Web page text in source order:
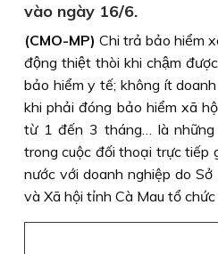
vào ngày 16/6.
(CMO-MP) Chi trả bảo hiểm
động thiệt thòi khi chậm
bảo hiểm y tế; không ít
khi phải đóng bảo hiểm xã
từ 1 đến 3 tháng… là
trong cuộc đối thoại trực tiếp
nước với doanh nghiệp do
và Xã hội tỉnh Cà Mau tổ